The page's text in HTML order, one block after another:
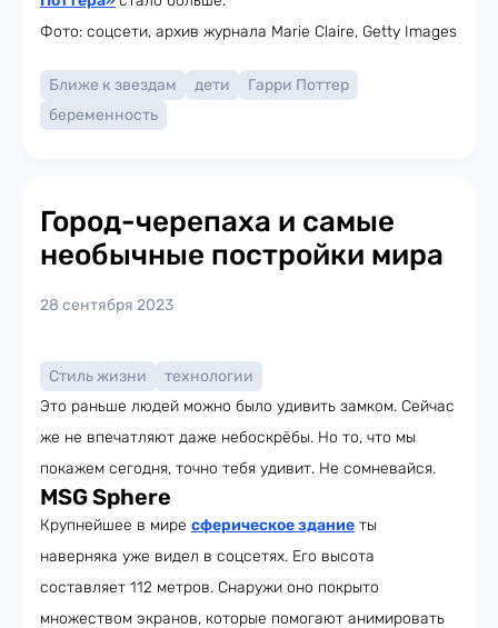
Фото: соцсети, архив журнала Marie Claire, Getty Images
Ближе к звездам дети
Гарри Поттер
беременность
Город-черепаха и самые
необычные постройки мира
28 сентября 2023
Стиль жизни
технологии
Это раньше людей можно было удивить замком. Сейчас
же не впечатляют даже небоскрёбы. Но то, что мы
покажем сегодня, точно тебя удивит. Не сомневайся.
MSG Sphere
Крупнейшее в мире сферическое здание ты
наверняка уже видел в соцсетях. Его высота
составляет 112 метров. Снаружи оно покрыто
множеством экранов, которые помогают анимировать